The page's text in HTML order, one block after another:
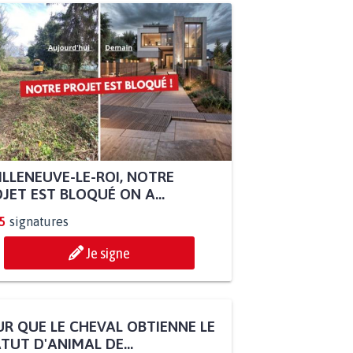
LE-ROI, NOTRE
EST BLOQUÉ ON A...
signatures
Je signe
QUE LE CHEVAL OBTIENNE LE
D'ANIMAL DE...